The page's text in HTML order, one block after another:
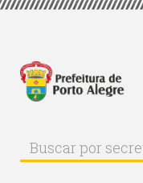
Pular
principal
Buscar
Buscar
por